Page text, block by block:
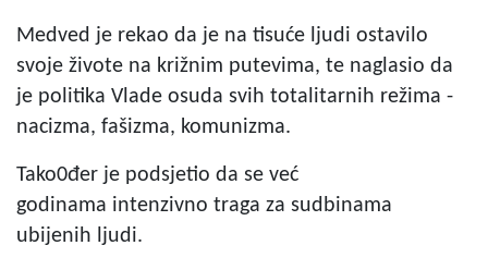
Medved je rekao da je na tisuće ljudi ostavilo
svoje živote na križnim putevima, te naglasio da
je politika Vlade osuda svih totalitarnih režima -
nacizma, fašizma, komunizma.
Tako0đer je podsjetio da se već
godinama intenzivno traga za sudbinama
ubijenih ljudi.